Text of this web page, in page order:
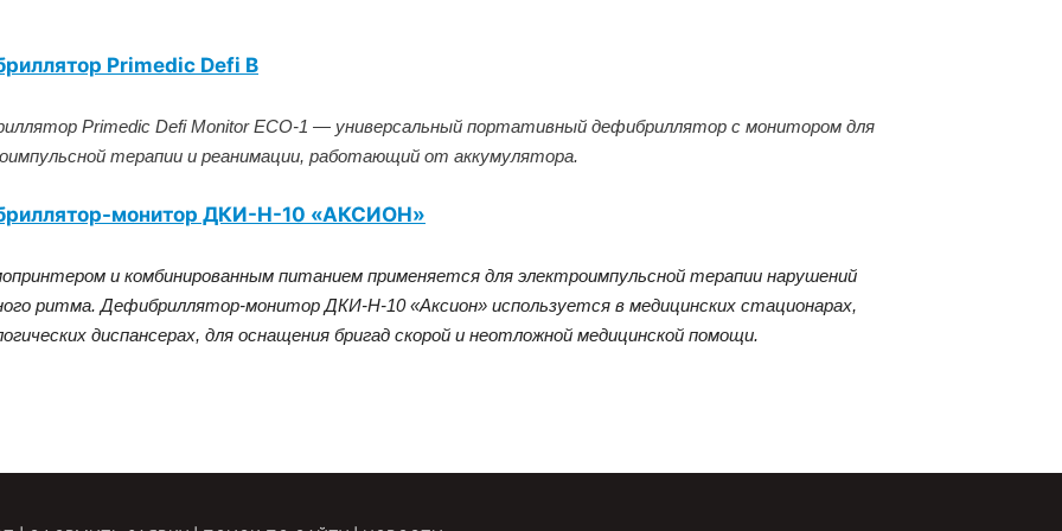
Primedic Defi B
Primedic Defi Monitor ECO-1 — универсальный портативный дефибриллятор с монитором для
терапии и реанимации, работающий от аккумулятора.
монитор ДКИ-Н-10 «АКСИОН»
и комбинированным питанием применяется для электроимпульсной терапии нарушений
ритма. Дефибриллятор-монитор ДКИ-Н-10 «Аксион» используется в медицинских стационарах,
диспансерах, для оснащения бригад скорой и неотложной медицинской помощи.